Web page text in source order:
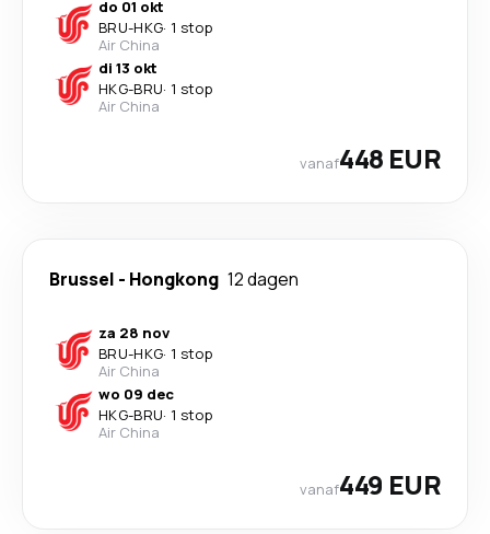
do 01 okt
BRU-HKG· 1 stop
Air China
di 13 okt
HKG-BRU· 1 stop
Air China
vanaf448 EUR
Brussel - Hongkong 12 dagen
za 28 nov
BRU-HKG· 1 stop
Air China
wo 09 dec
HKG-BRU· 1 stop
Air China
vanaf449 EUR